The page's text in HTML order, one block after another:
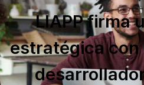
LIAPP firma
estratégica con